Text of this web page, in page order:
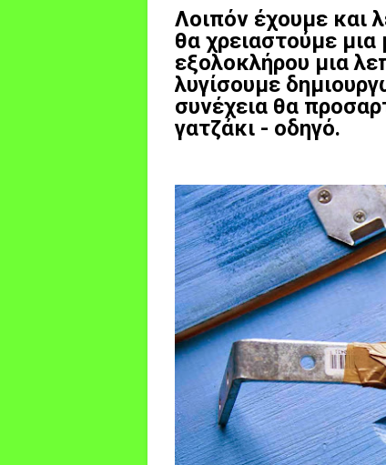
Λοιπόν έχουμε και
θα χρειαστούμε μια
εξολοκλήρου μια
λυγίσουμε
συνέχεια θα
γατζάκι - οδηγό.